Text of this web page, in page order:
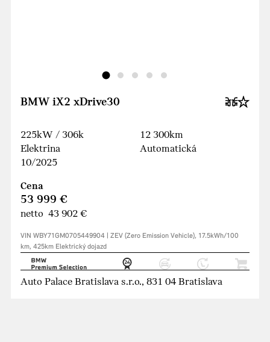
BMW iX2 xDrive30
225kW / 306k
Elektrina
10/2025
12 300km
Automatická
Cena
53 999 €
netto 43 902 €
VIN WBY71GM0705449904 | ZEV (Zero Emission Vehicle), 17.5kWh/100
km, 425km Elektrický dojazd
Auto Palace Bratislava s.r.o., 831 04 Bratislava